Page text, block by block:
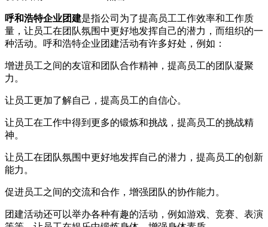
呼和浩特企业团建是指公司为了提高员工工作效率和工作质
量，让员工在团队氛围中更好地发挥自己的潜力，而组织的一
种活动。呼和浩特企业团建活动有许多好处，例如：
增进员工之间的友谊和团队合作精神，提高员工的团队凝聚
力。
让员工更加了解自己，提高员工的自信心。
让员工在工作中得到更多的锻炼和挑战，提高员工的挑战精
神。
让员工在团队氛围中更好地发挥自己的潜力，提高员工的创新
能力。
促进员工之间的交流和合作，增强团队的协作能力。
团建活动还可以举办各种有趣的活动，例如游戏、竞赛、表演